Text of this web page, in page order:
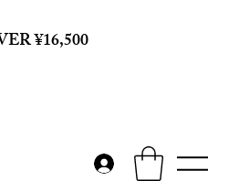
¥16,500